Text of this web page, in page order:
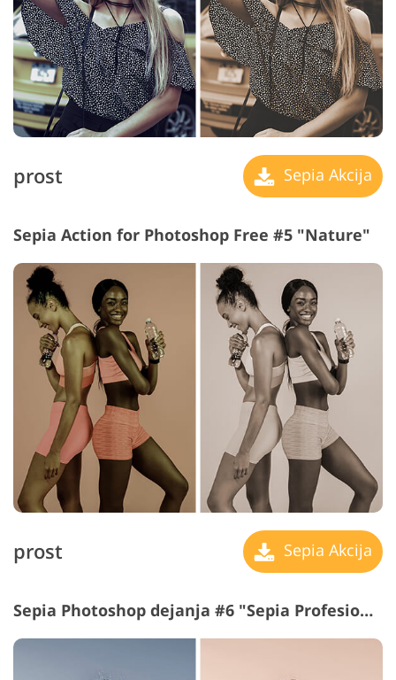
prost Sepia Akcija
Sepia Action for Photoshop Free #5 "Nature"
prost Sepia Akcija
Sepia Photoshop dejanja #6 "Sepia Profesionalni "